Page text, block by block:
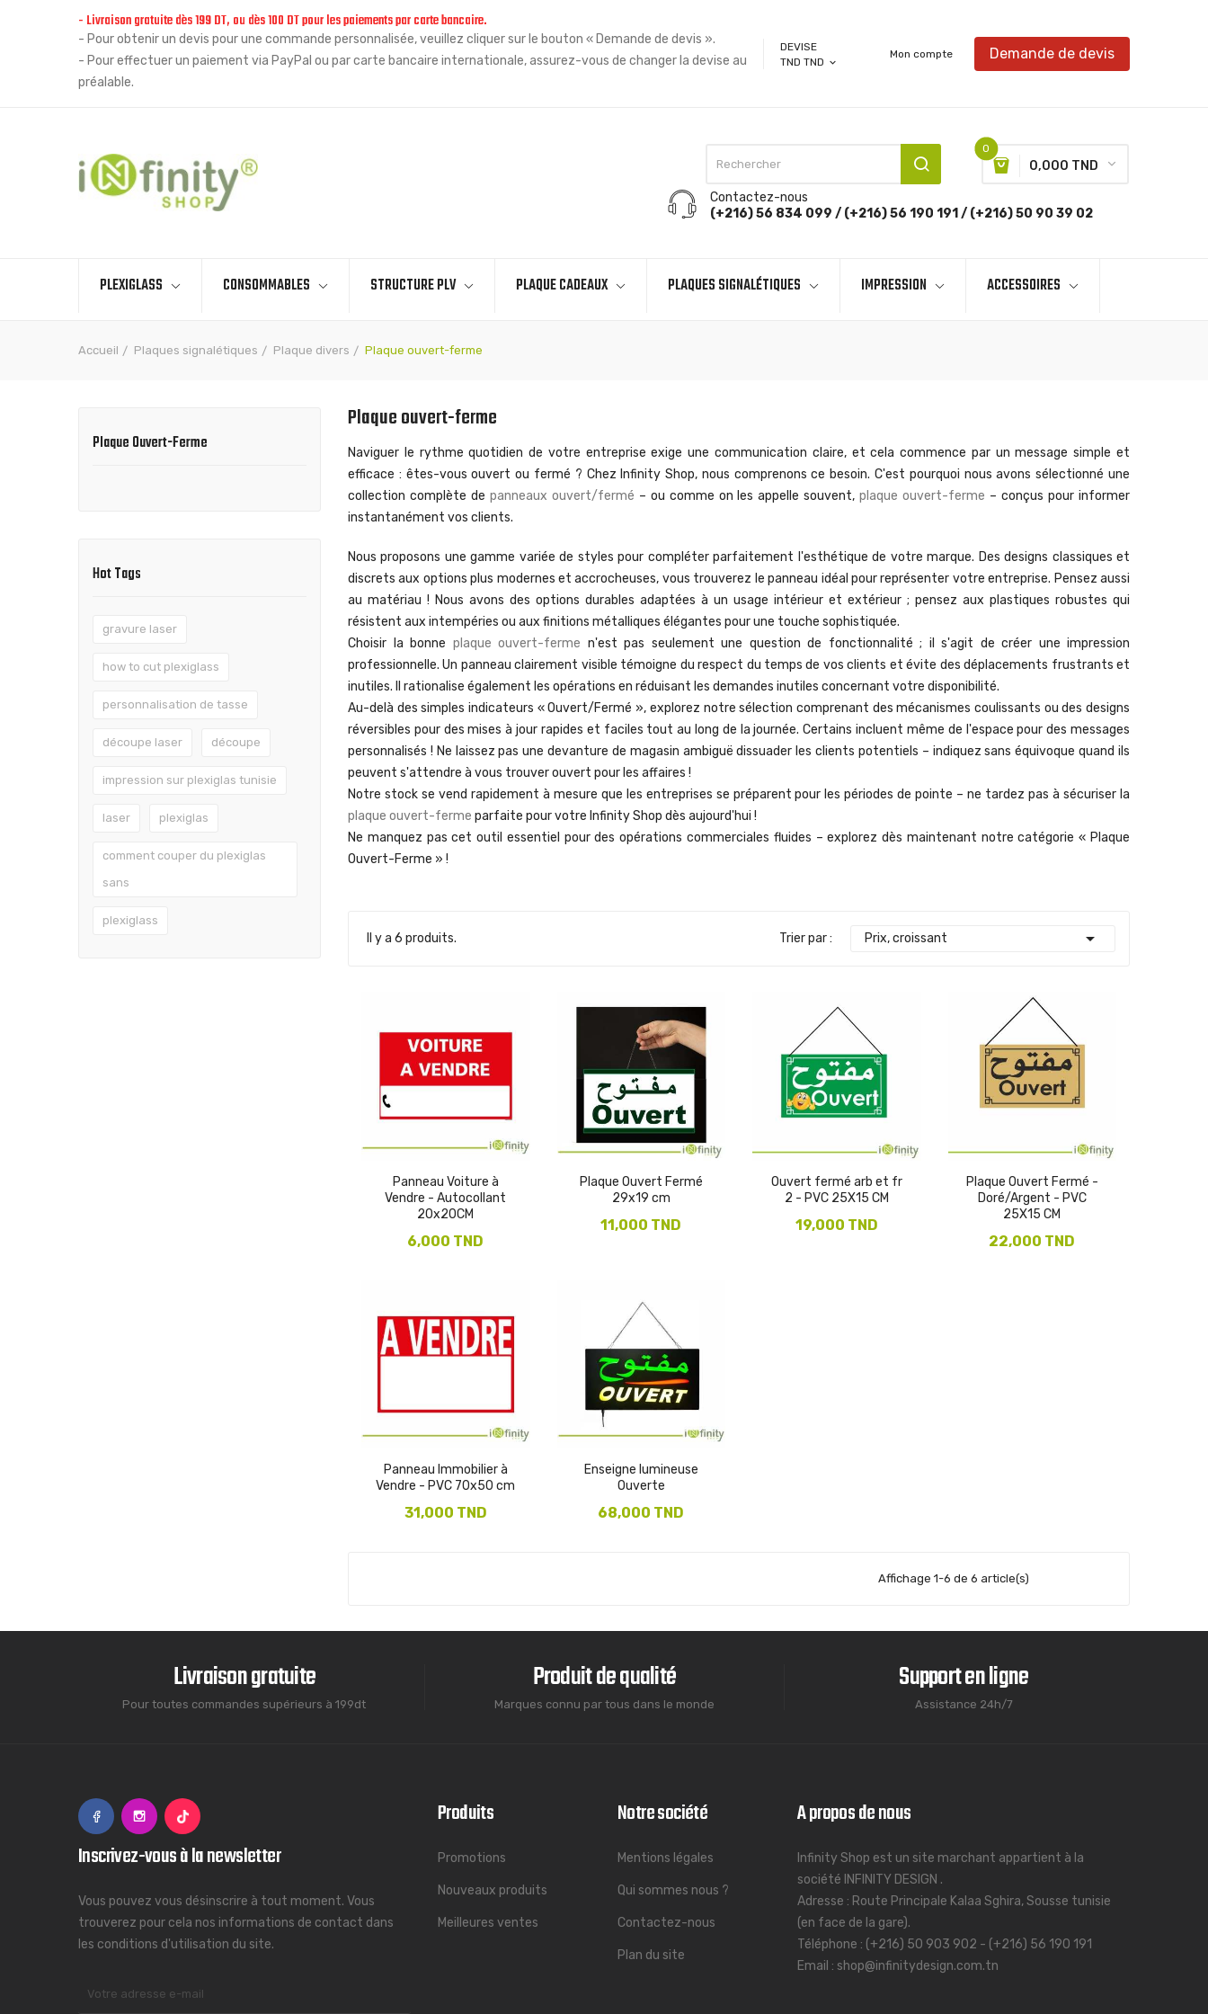
- Livraison gratuite dès 199 DT, ou dès 100 DT pour les paiements par carte bancaire.
- Pour obtenir un devis pour une commande personnalisée, veuillez cliquer sur le bouton « Demande de devis ».
- Pour effectuer un paiement via PayPal ou par carte bancaire internationale, assurez-vous de changer la devise au
préalable.
DEVISE
TND TND expand_more
Mon compte Demande de devis
0
0,000 TND
Contactez-nous
(+216) 56 834 099 / (+216) 56 190 191 / (+216) 50 90 39 02
PLEXIGLASS CONSOMMABLES STRUCTURE PLV PLAQUE CADEAUX PLAQUES SIGNALÉTIQUES IMPRESSION ACCESSOIRES
Accueil Plaques signalétiques Plaque divers Plaque ouvert-ferme
Plaque Ouvert-Ferme
Hot Tags
gravure laser
how to cut plexiglass
personnalisation de tasse
découpe laser découpe
impression sur plexiglas tunisie
laser plexiglas
comment couper du plexiglas
sans
plexiglass
Plaque ouvert-ferme
Naviguer le rythme quotidien de votre entreprise exige une communication claire, et cela commence par un message simple et
efficace : êtes-vous ouvert ou fermé ? Chez Infinity Shop, nous comprenons ce besoin. C'est pourquoi nous avons sélectionné une
collection complète de panneaux ouvert/fermé – ou comme on les appelle souvent,plaque ouvert-ferme – conçus pour informer
instantanément vos clients.
Nous proposons une gamme variée de styles pour compléter parfaitement l'esthétique de votre marque. Des designs classiques et
discrets aux options plus modernes et accrocheuses, vous trouverez le panneau idéal pour représenter votre entreprise. Pensez aussi
au matériau ! Nous avons des options durables adaptées à un usage intérieur et extérieur ; pensez aux plastiques robustes qui
résistent aux intempéries ou aux finitions métalliques élégantes pour une touche sophistiquée.
Choisir la bonne plaque ouvert-ferme n'est pas seulement une question de fonctionnalité ; il s'agit de créer une impression
professionnelle. Un panneau clairement visible témoigne du respect du temps de vos clients et évite des déplacements frustrants et
inutiles. Il rationalise également les opérations en réduisant les demandes inutiles concernant votre disponibilité.
Au-delà des simples indicateurs « Ouvert/Fermé », explorez notre sélection comprenant des mécanismes coulissants ou des designs
réversibles pour des mises à jour rapides et faciles tout au long de la journée. Certains incluent même de l'espace pour des messages
personnalisés ! Ne laissez pas une devanture de magasin ambiguë dissuader les clients potentiels – indiquez sans équivoque quand ils
peuvent s'attendre à vous trouver ouvert pour les affaires !
Notre stock se vend rapidement à mesure que les entreprises se préparent pour les périodes de pointe – ne tardez pas à sécuriser la
plaque ouvert-ferme parfaite pour votre Infinity Shop dès aujourd'hui !
Ne manquez pas cet outil essentiel pour des opérations commerciales fluides – explorez dès maintenant notre catégorie « Plaque
Ouvert-Ferme » !
Il y a 6 produits. Trier par : Prix, croissant 
Panneau Voiture à
Vendre - Autocollant
20x20CM
6,000 TND
Plaque Ouvert Fermé
29x19 cm
11,000 TND
Ouvert fermé arb et fr
2 - PVC 25X15 CM
19,000 TND
Plaque Ouvert Fermé -
Doré/Argent - PVC
25X15 CM
22,000 TND
Panneau Immobilier à
Vendre - PVC 70x50 cm
31,000 TND
Enseigne lumineuse
Ouverte
68,000 TND
Affichage 1-6 de 6 article(s)
Livraison gratuite
Pour toutes commandes supérieurs à 199dt
Produit de qualité
Marques connu par tous dans le monde
Support en ligne
Assistance 24h/7
Inscrivez-vous à la newsletter
Vous pouvez vous désinscrire à tout moment. Vous
trouverez pour cela nos informations de contact dans
les conditions d'utilisation du site.
Produits
Promotions
Nouveaux produits
Meilleures ventes
Notre société
Mentions légales
Qui sommes nous ?
Contactez-nous
Plan du site
A propos de nous
Infinity Shop est un site marchant appartient à la
société INFINITY DESIGN .
Adresse : Route Principale Kalaa Sghira, Sousse tunisie
(en face de la gare).
Téléphone : (+216) 50 903 902 - (+216) 56 190 191
Email : shop@infinitydesign.com.tn
Un client (Bornaz) de La soukracode
postal:2036 a achetéPlaque
d'immatriculation sans logo - Support